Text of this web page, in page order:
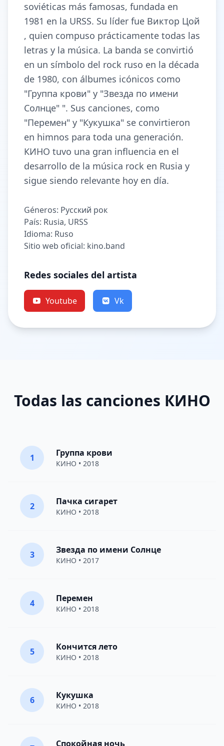
soviéticas más famosas, fundada en
1981 en la URSS. Su líder fue Виктор Цой
, quien compuso prácticamente todas las
letras y la música. La banda se convirtió
en un símbolo del rock ruso en la década
de 1980, con álbumes icónicos como
"Группа крови" y "Звезда по имени
Солнце" ". Sus canciones, como
"Перемен" y "Кукушка" se convirtieron
en himnos para toda una generación.
КИНО tuvo una gran influencia en el
desarrollo de la música rock en Rusia y
sigue siendo relevante hoy en día.
Géneros: Русский рок
País: Rusia, URSS
Idioma: Ruso
Sitio web oficial: kino.band
Redes sociales del artista
Youtube Vk
Todas las canciones КИНО
1 Группа крови
КИНО • 2018
2 Пачка сигарет
КИНО • 2018
3 Звезда по имени Солнце
КИНО • 2017
4 Перемен
КИНО • 2018
5 Кончится лето
КИНО • 2018
6 Кукушка
КИНО • 2018
Спокойная ночь